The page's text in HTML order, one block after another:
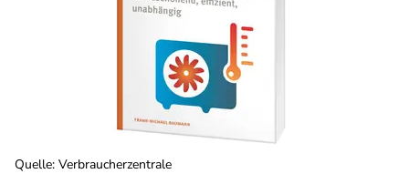
Quelle: Verbraucherzentrale